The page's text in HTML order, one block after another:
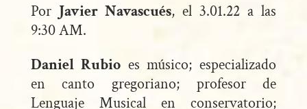
Por Javier Navascués, el 3.01.22 a las
9:30 AM.
Daniel Rubio es músico; especializado
en canto gregoriano; profesor de
Lenguaje Musical en conservatorio;